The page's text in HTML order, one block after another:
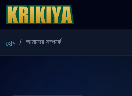
হোম আমাদের সম্পর্কে